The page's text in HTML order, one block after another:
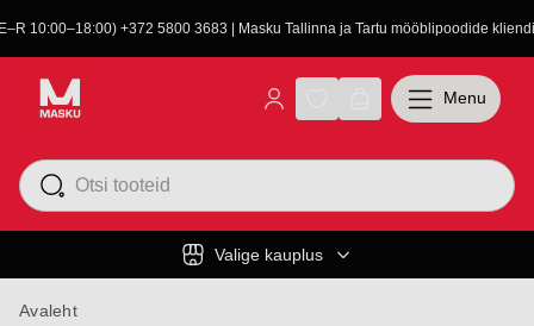
10:00–18:00) +372 5800 3683 | Masku Tallinna ja Tartu mööblipoodide
Valige kauplus
Menu
Avaleht